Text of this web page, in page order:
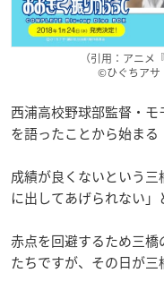
（引用：アニメ
©ひぐちアサ
西浦高校野球部監督・
を語ったことから始まる
成績が良くないという
に出してあげられない」
赤点を回避するため三
たちですが、その日が